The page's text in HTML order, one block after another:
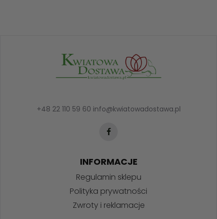
+48 22 110 59 60 info@kwiatowadostawa.pl
INFORMACJE
Regulamin sklepu
Polityka prywatności
Zwroty i reklamacje